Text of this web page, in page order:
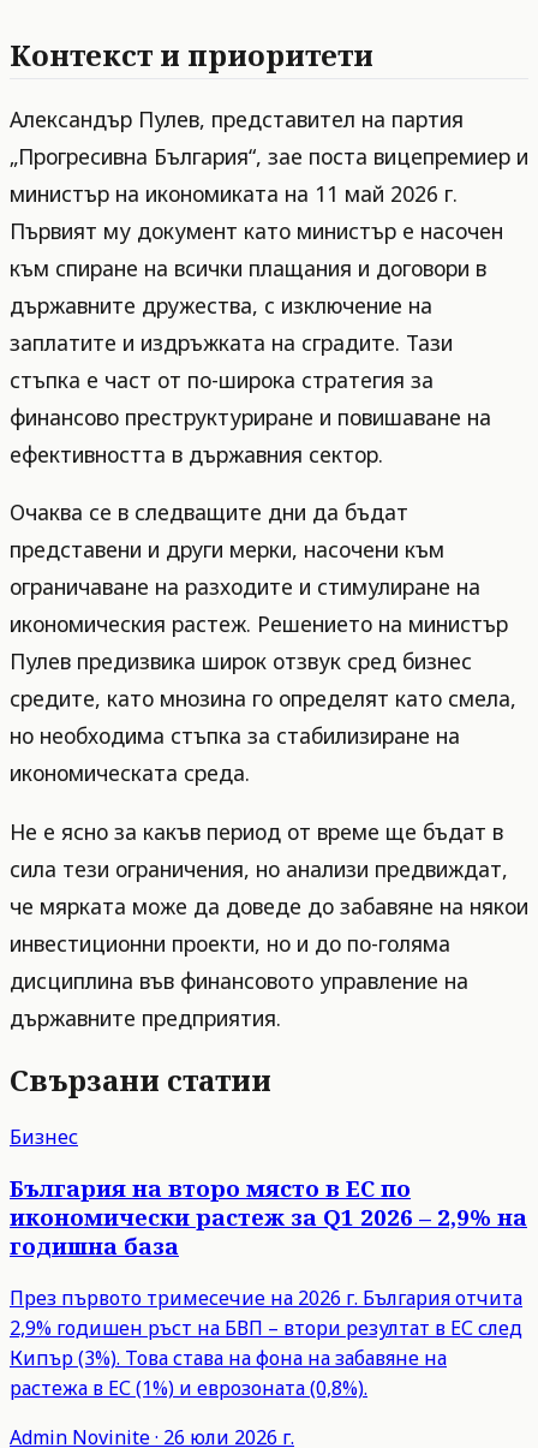
Контекст и приоритети
Александър Пулев, представител на партия
„Прогресивна България“, зае поста вицепремиер и
министър на икономиката на 11 май 2026 г.
Първият му документ като министър е насочен
към спиране на всички плащания и договори в
държавните дружества, с изключение на
заплатите и издръжката на сградите. Тази
стъпка е част от по-широка стратегия за
финансово преструктуриране и повишаване на
ефективността в държавния сектор.
Очаква се в следващите дни да бъдат
представени и други мерки, насочени към
ограничаване на разходите и стимулиране на
икономическия растеж. Решението на министър
Пулев предизвика широк отзвук сред бизнес
средите, като мнозина го определят като смела,
но необходима стъпка за стабилизиране на
икономическата среда.
Не е ясно за какъв период от време ще бъдат в
сила тези ограничения, но анализи предвиждат,
че мярката може да доведе до забавяне на някои
инвестиционни проекти, но и до по-голяма
дисциплина във финансовото управление на
държавните предприятия.
Свързани статии
Бизнес
България на второ място в ЕС по
икономически растеж за Q1 2026 – 2,9% на
годишна база
През първото тримесечие на 2026 г. България отчита
2,9% годишен ръст на БВП – втори резултат в ЕС след
Кипър (3%). Това става на фона на забавяне на
растежа в ЕС (1%) и еврозоната (0,8%).
Admin Novinite· 26 юли 2026 г.